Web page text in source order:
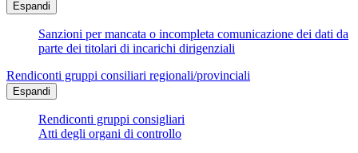
Espandi
Sanzioni per mancata o incompleta comunicazione dei dati da
parte dei titolari di incarichi dirigenziali
Rendiconti gruppi consiliari regionali/provinciali
Espandi
Rendiconti gruppi consigliari
Atti degli organi di controllo